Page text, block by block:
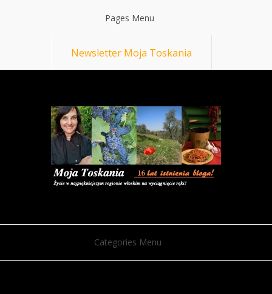
Pages Menu
Newsletter Moja Toskania
Categories Menu